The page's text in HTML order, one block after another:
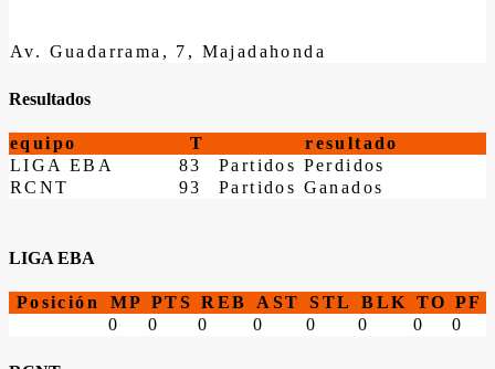
Av. Guadarrama, 7, Majadahonda
Resultados
equipo T
resultado
LIGA EBA
83
Partidos Perdidos
RCNT
93 Partidos Ganados
LIGA EBA
Posición MP PTS REB AST STL BLK TO PF
0
0 0 0 0 0 0 0